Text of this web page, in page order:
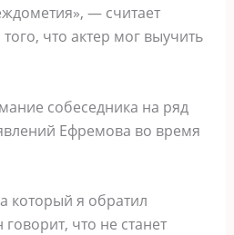
— считает
что актер мог выучить
собеседника на ряд
Ефремова во время
который я обратил
что не станет